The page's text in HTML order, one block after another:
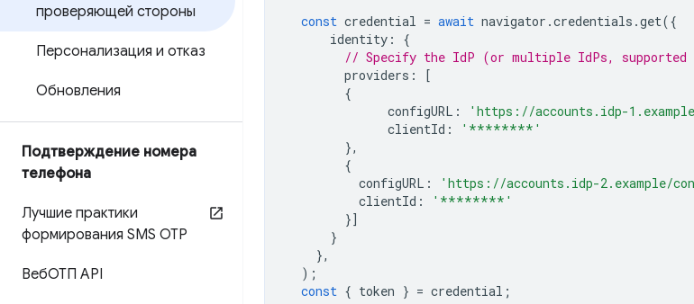
проверяющей стороны
Персонализация и отказ
Обновления
Подтверждение номера
телефона
Лучшие практики
формирования SMS OTP
ВебОТП API
const credential = await navigator .credentials .get({
identity :
{
// Specify the IdP (or multiple IdPs, supported
providers :
[
{
configURL : 'https://accounts.idp-
clientId :
'********'
},
{
configURL : 'https://accounts.idp-2.example/
clientId :
'********'
}]
}
},
);
const { token } = credential ;